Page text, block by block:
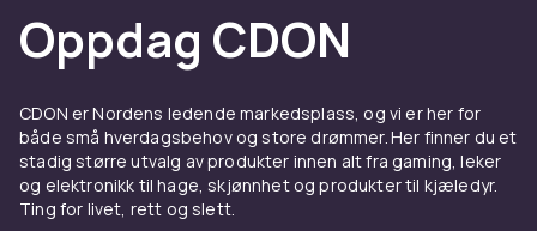
Oppdag CDON
CDON er Nordens ledende markedsplass, og vi er her for
både små hverdagsbehov og store drømmer. Her finner du et
stadig større utvalg av produkter innen alt fra gaming, leker
og elektronikk til hage, skjønnhet og produkter til kjæledyr.
Ting for livet, rett og slett.